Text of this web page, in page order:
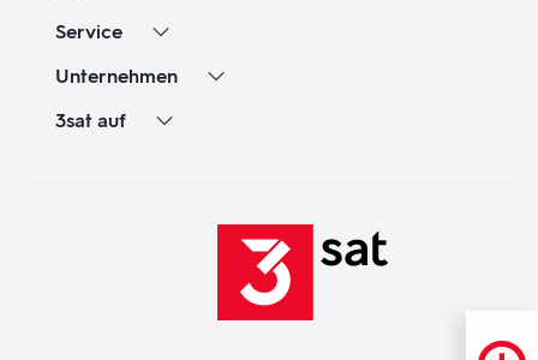
Service
Unternehmen
3sat auf